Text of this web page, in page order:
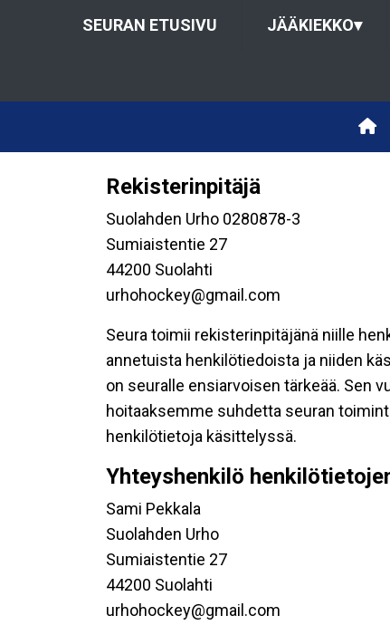
SEURAN ETUSIVU JÄÄKIEKKO▾
Rekisterinpitäjä
Suolahden Urho 0280878-3
Sumiaistentie 27
44200 Suolahti
urhohockey@gmail.com
Seura toimii rekisterinpitäjänä niille
annetuista henkilötiedoista ja niiden
on seuralle ensiarvoisen tärkeää. Sen
hoitaaksemme suhdetta seuran
henkilötietoja käsittelyssä.
Yhteyshenkilö
Sami Pekkala
Suolahden Urho
Sumiaistentie 27
44200 Suolahti
urhohockey@gmail.com